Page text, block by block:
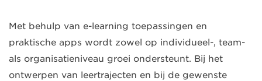
Met behulp van e-learning toepassingen en
praktische apps wordt zowel op individueel-, team-
als organisatieniveau groei ondersteunt. Bij het
ontwerpen van leertrajecten en bij de gewenste